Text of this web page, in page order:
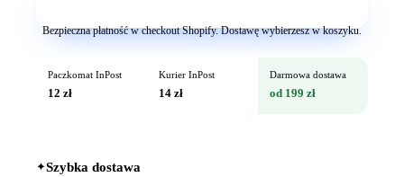
Bezpieczna płatność w checkout Shopify. Dostawę wybierzesz w koszyku.
Paczkomat InPost
12 zł
Kurier InPost
14 zł
Darmowa dostawa
od 199 zł
✦Szybka dostawa